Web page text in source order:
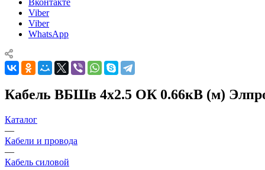
Вконтакте
Viber
Viber
WhatsApp
Кабель ВБШв 4х2.5 ОК 0.66кВ (м)
Каталог
—
Кабели и провода
—
Кабель силовой